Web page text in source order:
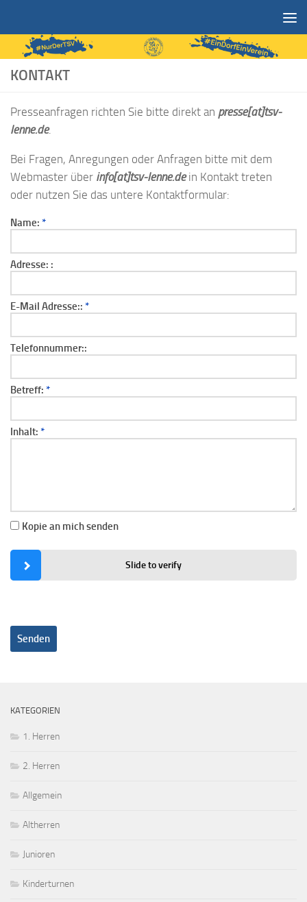
KONTAKT
Presseanfragen richten Sie bitte direkt an presse[at]tsv-
lenne.de.
Bei Fragen, Anregungen oder Anfragen bitte mit dem
Webmaster über info[at]tsv-lenne.dein Kontakt treten
oder nutzen Sie das untere Kontaktformular:
Name: *
Adresse: :
E-Mail Adresse:: *
Telefonnummer::
Betreff: *
Inhalt: *
Kopie an mich senden
Slide to verify
KATEGORIEN
1. Herren
2. Herren
Allgemein
Altherren
Junioren
Kinderturnen